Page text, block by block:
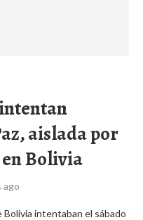
aislada por
en Bolivia
ago
intentaban el sábado